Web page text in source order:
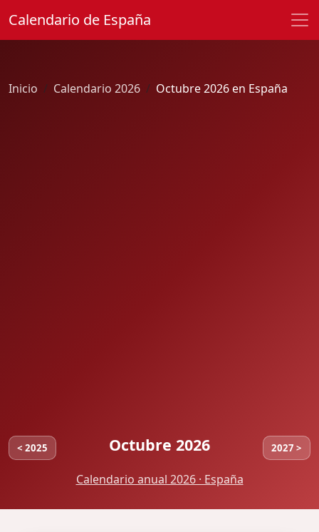
Calendario de España
Inicio Calendario 2026 Octubre 2026 en España
< 2025 Octubre 2026 2027 >
Calendario anual 2026 · España